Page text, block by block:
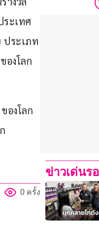
ะเทศ
ประเภท
องโลก
องโลก
0 ครั้ง
ข่าวเด่นร